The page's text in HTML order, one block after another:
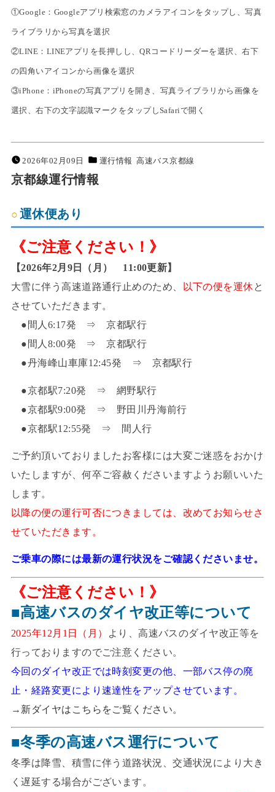
①Google：Googleアプリ検索窓のカメラアイコンをタップし、写真
ライブラリから写真を選択
②LINE：LINEアプリを長押しし、QRコードリーダーを選択、右下
の四角いアイコンから画像を選択
③iPhone：iPhoneの写真アプリを開き、写真ライブラリから画像を
選択、右下の文字認識マークをタップしSafariで開く
2026年02月09日 運行情報 高速バス京都線
京都線運行情報
運休便あり
《ご注意ください！》
【2026年2月9日（月） 11:00更新】
大雪に伴う高速道路通行止めのため、
以下の便を運休と
させていただきます。
●間人6:17発 ⇒ 京都駅行
●間人8:00発 ⇒ 京都駅行
●丹海峰山車庫12:45発 ⇒ 京都駅行
●京都駅7:20発 ⇒ 網野駅行
●京都駅9:00発 ⇒ 野田川丹海前行
●京都駅12:55発 ⇒ 間人行
ご予約頂いておりましたお客様には大変ご迷惑をおかけ
いたしますが、何卒ご容赦くださいますようお願いいた
します。
以降の便の運行可否につきましては、改めてお知らせさ
せていただきます。
ご乗車の際には最新の運行状況をご確認くださいませ。
《ご注意ください！》
■高速バスのダイヤ改正等について
2025年12月1日（月）
より、高速バスのダイヤ改正等を
行っておりますのでご注意ください。
今回のダイヤ改正では時刻変更の他、一部バス停の廃
止・経路変更により速達性をアップさせています。
→ 新ダイヤはこちらをご覧ください。
■冬季の高速バス運行について
冬季は降雪、積雪に伴う道路状況、交通状況により大き
く遅延する場合がございます。